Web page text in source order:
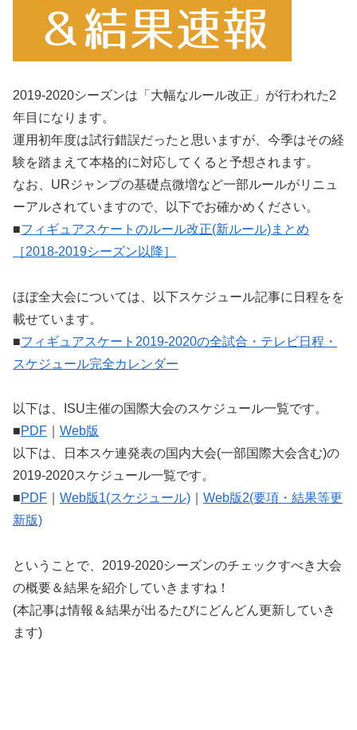
2019-2020シーズンは「大幅なルール改正」が行われた2
年目になります。
運用初年度は試行錯誤だったと思いますが、今季はその経
験を踏まえて本格的に対応してくると予想されます。
なお、URジャンプの基礎点微増など一部ルールがリニュ
ーアルされていますので、以下でお確かめください。
■フィギュアスケートのルール改正(新ルール)まとめ
［2018-2019シーズン以降］
ほぼ全大会については、以下スケジュール記事に日程をを
載せています。
■フィギュアスケート2019-2020の全試合・テレビ日程・
スケジュール完全カレンダー
以下は、ISU主催の国際大会のスケジュール一覧です。
■PDF
Web版
以下は、日本スケ連発表の国内大会(一部国際大会含む)の
2019-2020スケジュール一覧です。
■PDF Web版1(スケジュール)
Web版2(要項・結果等更
新版)
ということで、2019-2020シーズンのチェックすべき大会
の概要＆結果を紹介していきますね！
(本記事は情報＆結果が出るたびにどんどん更新していき
ます)